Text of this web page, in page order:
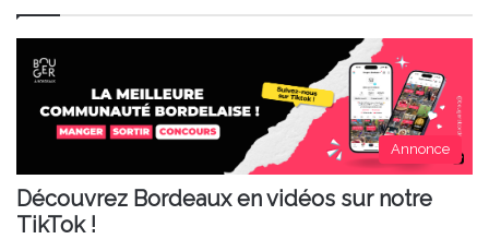
Annonce
Découvrez Bordeaux en vidéos sur notre
TikTok !